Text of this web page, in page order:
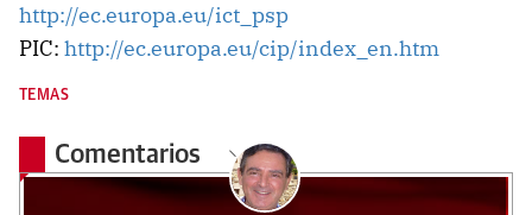
http://ec.europa.eu/ict_psp
PIC: http://ec.europa.eu/cip/index_en.htm
TEMAS
Comentarios